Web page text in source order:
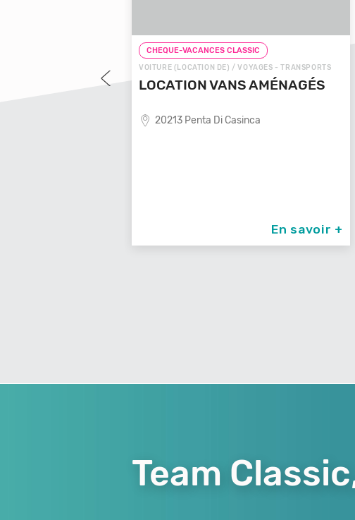
CHEQUE-VACANCES CLASSIC
VOITURE (LOCATION DE) / VOYAGES - TRANSPORTS
LOCATION VANS AMÉNAGÉS
20213 Penta Di Casinca
En savoir +
Team